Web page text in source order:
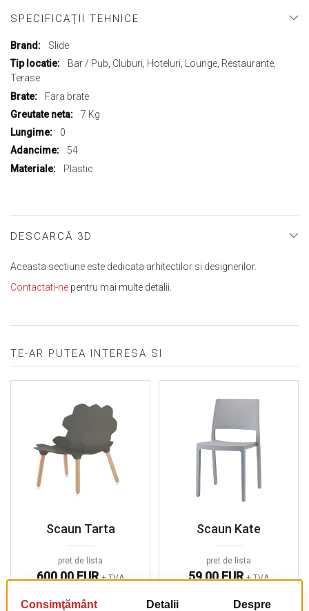
SPECIFICAŢII TEHNICE
Mai
multe
informații
Slide
Bar / Pub, Cluburi, Hoteluri, Lounge, Restaurante,
Terase
Fara brate
7 Kg
0
54
Plastic
DESCARCĂ 3D
Aceasta sectiune este dedicata arhitectilor si designerilor.
Contactati-ne pentru mai multe detalii.
TE-AR PUTEA INTERESA SI
Scaun Tarta
pret de lista
600.00 EUR+ TVA
Scaun Kate
pret de lista
59.00 EUR+ TVA